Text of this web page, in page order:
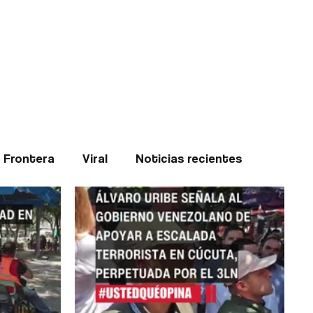
Frontera Viral Noticias recientes
Internacional Region